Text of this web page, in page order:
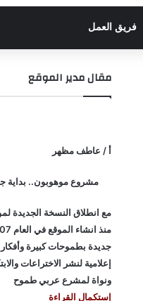
فريق العمل
مقال مدير الموقع
أ / عاطف مظهر
مشروع موهوبون.. بداية
مع انطلاق النسخة الجديدة
جديدة بطموحات كبيرة
إعلامية لنشر الاختراعات
ونواة لمشرع عربي طموح
إستكمال القراءة